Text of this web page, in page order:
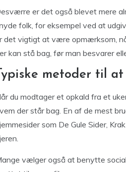
er det også blevet mere
folk, for eksempel ved at
det vigtigt at være opmærksom,
kan stå bag, før man besvarer
metoder til
du modtager et opkald fra et
der står bag. En af de mest
som De Gule Sider,
vælger også at benytte